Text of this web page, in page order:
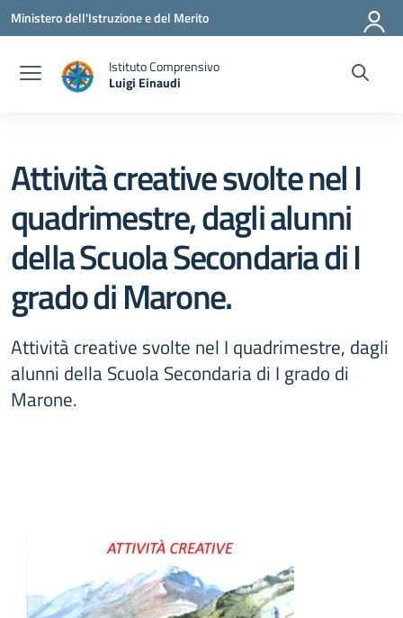
Vai ai contenuti
Vai al menu di navigazione
Vai al footer
Ministero dell'Istruzione e del Merito
Istituto Comprensivo
Luigi Einaudi
— Visita la pagina iniziale della scuola
Attività creative svolte nel I
quadrimestre, dagli alunni
della Scuola Secondaria di I
grado di Marone.
Attività creative svolte nel I quadrimestre, dagli
alunni della Scuola Secondaria di I grado di
Marone.